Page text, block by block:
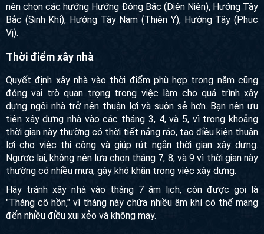
nên chọn các hướng Hướng Đông Bắc (Diên Niên), Hướng Tây
Bắc (Sinh Khí), Hướng Tây Nam (Thiên Y), Hướng Tây (Phục
Vị).
Thời điểm xây nhà
Quyết định xây nhà vào thời điểm phù hợp trong năm cũng
đóng vai trò quan trọng trong việc làm cho quá trình xây
dựng ngôi nhà trở nên thuận lợi và suôn sẻ hơn. Bạn nên ưu
tiên xây dựng nhà vào các tháng 3, 4, và 5, vì trong khoảng
thời gian này thường có thời tiết nắng ráo, tạo điều kiện thuận
lợi cho việc thi công và giúp rút ngắn thời gian xây dựng.
Ngược lại, không nên lựa chọn tháng 7, 8, và 9 vì thời gian này
thường có nhiều mưa, gây khó khăn trong việc xây dựng.
Hãy tránh xây nhà vào tháng 7 âm lịch, còn được gọi là
"Tháng cô hồn," vì tháng này chứa nhiều âm khí có thể mang
đến nhiều điều xui xẻo và không may.